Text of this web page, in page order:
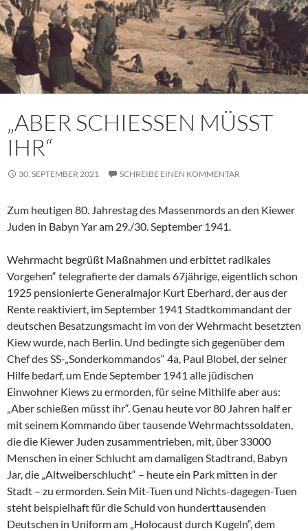
„ABER SCHIESSEN MÜSST
IHR“
30. SEPTEMBER 2021 SCHREIBE EINEN KOMMENTAR
Zum heutigen 80. Jahrestag des Massenmords an den Kiewer
Juden in Babyn Yar am 29./30. September 1941.
Wehrmacht begrüßt Maßnahmen und erbittet radikales
Vorgehen“ telegrafierte der damals 67jährige, eigentlich schon
1925 pensionierte Generalmajor Kurt Eberhard, der aus der
Rente reaktiviert, im September 1941 Stadtkommandant der
deutschen Besatzungsmacht im von der Wehrmacht besetzten
Kiew wurde, nach Berlin. Und bedingte sich gegenüber dem
Chef des SS-„Sonderkommandos“ 4a, Paul Blobel, der seiner
Hilfe bedarf, um Ende September 1941 alle jüdischen
Einwohner Kiews zu ermorden, für seine Mithilfe aber aus:
„Aber schießen müsst ihr“. Genau heute vor 80 Jahren half er
mit seinem Kommando über tausende Wehrmachtssoldaten,
die die Kiewer Juden zusammentrieben, mit, über 33000
Menschen in einer Schlucht am damaligen Stadtrand, Babyn
Jar, die „Altweiberschlucht“ – heute ein Park mitten in der
Stadt – zu ermorden. Sein Mit-Tuen und Nichts-dagegen-Tuen
steht beispielhaft für die Schuld von hunderttausenden
Deutschen in Uniform am „Holocaust durch Kugeln“, dem